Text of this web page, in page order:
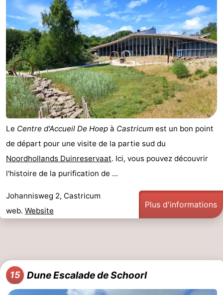
Le Centre d'Accueil De Hoep à Castricum est un bon point
de départ pour une visite de la partie sud du
Noordhollands Duinreservaat. Ici, vous pouvez découvrir
l'histoire de la purification de ...
Johannisweg 2, Castricum
web. Website
Plus d'informations
15 Dune Escalade de Schoorl